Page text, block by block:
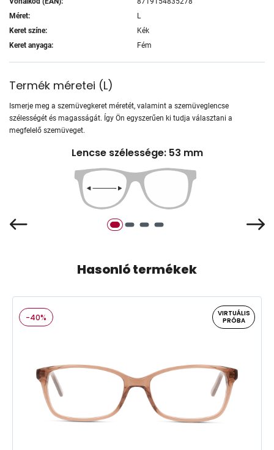
Méret:
L
Keret színe:
Kék
Keret anyaga:
Fém
Termék méretei (L)
Ismerje meg a szemüvegkeret méretét, valamint a szemüveglencse
szélességét és magasságát. Így Ön egyszerűen ki tudja választani a
megfelelő szemüveget.
Lencse szélessége: 53 mm
Hasonló termékek
-40%
VIRTUÁLIS
PRÓBA